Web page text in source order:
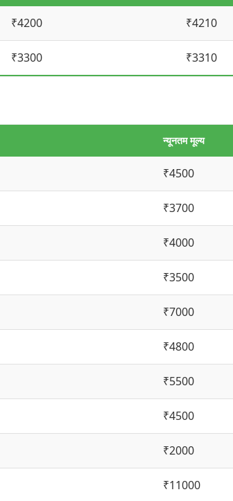
₹4200 ₹4210
₹3300 ₹3310
न्यूनतम मूल्य
₹4500
₹3700
₹4000
₹3500
₹7000
₹4800
₹5500
₹4500
₹2000
₹11000